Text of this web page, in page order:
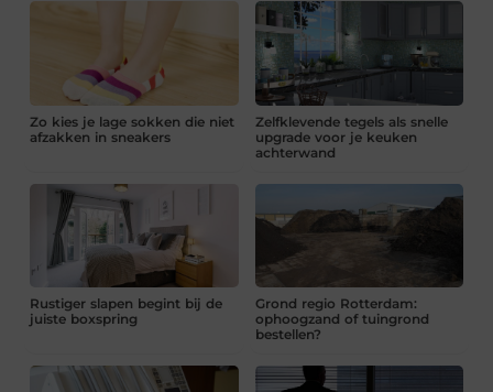
Zo kies je lage sokken die niet
afzakken in sneakers
Zelfklevende tegels als snelle
upgrade voor je keuken
achterwand
Rustiger slapen begint bij de
juiste boxspring
Grond regio Rotterdam:
ophoogzand of tuingrond
bestellen?